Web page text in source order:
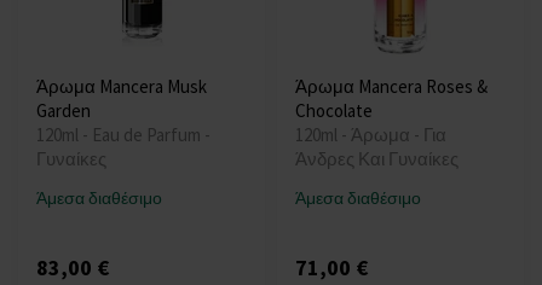
Άρωμα Mancera Musk
Garden
120ml - Eau de Parfum -
Γυναίκες
Άμεσα διαθέσιμο
83,00 €
Άρωμα Mancera Roses &
Chocolate
120ml - Άρωμα - Για
Άνδρες Και Γυναίκες
Άμεσα διαθέσιμο
71,00 €